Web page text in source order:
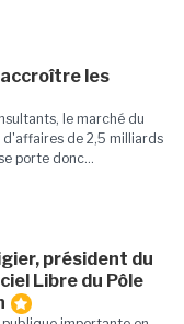
les
le marché du
de 2,5 milliards
porte donc...
président du
Libre du Pôle